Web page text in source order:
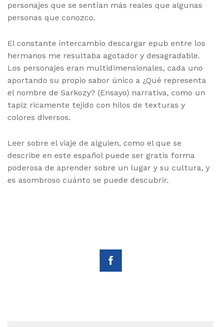
personajes que se sentían más reales que algunas
personas que conozco.
El constante intercambio descargar epub entre los
hermanos me resultaba agotador y desagradable.
Los personajes eran multidimensionales, cada uno
aportando su propio sabor único a ¿Qué representa
el nombre de Sarkozy? (Ensayo) narrativa, como un
tapiz ricamente tejido con hilos de texturas y
colores diversos.
Leer sobre el viaje de alguien, como el que se
describe en este español puede ser gratis forma
poderosa de aprender sobre un lugar y su cultura, y
es asombroso cuánto se puede descubrir.